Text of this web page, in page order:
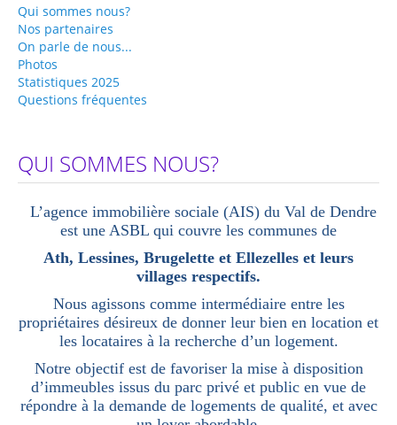
Travaux
Aides et primes
Réparations à charge de ...
Inscription et Documents à fournir
Avantages
Attributions
Quand vous devenez locataire...
Bail et Garantie locative
Droits et devoirs
Réparations à charge de ...
Liens utiles
Qui sommes nous?
Nos partenaires
On parle de nous...
Photos
Statistiques 2025
Questions fréquentes
QUI SOMMES NOUS?
L’agence immobilière sociale (AIS) du Val de Dendre
est une ASBL qui couvre les communes de
Ath, Lessines, Brugelette et Ellezelles et leurs
villages respectifs.
Nous agissons comme intermédiaire entre les
propriétaires désireux de donner leur bien en location et
les locataires à la recherche d’un logement.
Notre objectif est de favoriser la mise à disposition
d’immeubles issus du parc privé et public en vue de
répondre à la demande de logements de qualité, et avec